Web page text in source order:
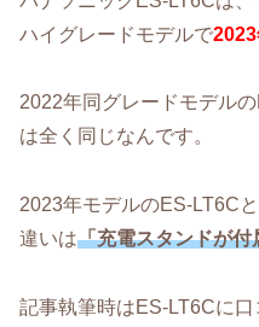
ハイグレードモデルで
2022年同グレードモデル
は全く同じなんです。
2023年モデルのES-LT6C
違いは「充電スタンドが付
記事執筆時はES-LT6Cに